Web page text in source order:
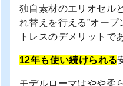
独自素材のエリオセル
れ替えを行える”オープ
トレスのデメリットで
12年も使い続けられる
モデルローマはやや柔